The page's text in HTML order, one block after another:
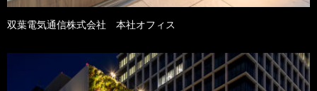
双葉電気通信株式会社 本社オフィス